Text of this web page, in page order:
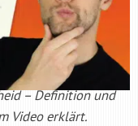
– Definition und
Video erklärt.